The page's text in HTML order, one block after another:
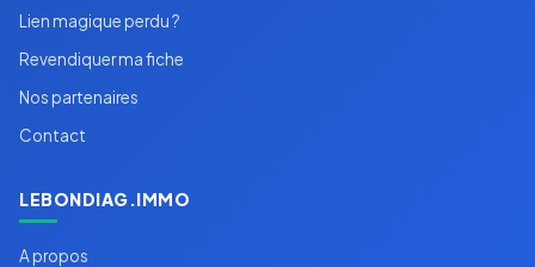
Lien magique perdu ?
Revendiquer ma fiche
Nos partenaires
Contact
LEBONDIAG.IMMO
A propos